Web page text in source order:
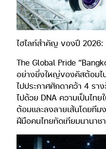
ไฮไลท์สำคัญ ของปี 2026:
The Global Pride
อย่างยิ่งใหญ่ของคัสต้อมไ
ไปประกาศศักดาคว้า 4 รา
ไปด้วย DNA ความเป็นไท
ต้อมและลงลายเส้นโดยทีม
ฝีมือคนไทยทัดเทียมนานาช